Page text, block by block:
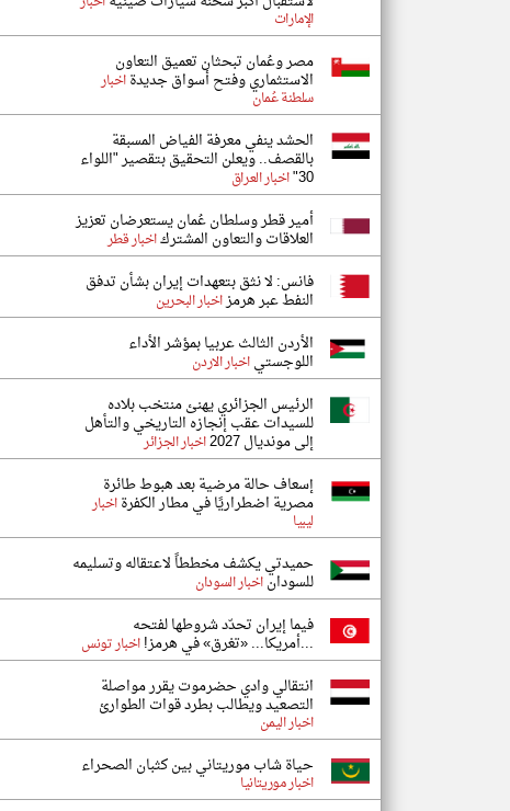
الإمارات
مصر وعُمان تبحثان تعميق التعاون
الاستثماري وفتح أسواق جديدةاخبار
سلطنة عُمان
الحشد ينفي معرفة الفياض المسبقة
بالقصف.. ويعلن التحقيق بتقصير "اللواء
30" اخبار العراق
أمير قطر وسلطان عُمان يستعرضان تعزيز
العلاقات والتعاون المشتركاخبار قطر
فانس: لا نثق بتعهدات إيران بشأن تدفق
النفط عبر هرمزاخبار البحرين
الأردن الثالث عربيا بمؤشر الأداء
اللوجستياخبار الاردن
الرئيس الجزائري يهنئ منتخب بلاده
للسيدات عقب إنجازه التاريخي والتأهل
إلى مونديال 2027 اخبار الجزائر
إسعاف حالة مرضية بعد هبوط طائرة
مصرية اضطراريًا في مطار الكفرةاخبار
ليبيا
حميدتي يكشف مخططاً لاعتقاله وتسليمه
للسوداناخبار السودان
فيما إيران تحدّد شروطها لفتحه
...أمريكا... «تغرق» في هرمز!اخبار تونس
انتقالي وادي حضرموت يقرر مواصلة
التصعيد ويطالب بطرد قوات الطوارئ
اخبار اليمن
حياة شاب موريتاني بين كثبان الصحراء
اخبار موريتانيا